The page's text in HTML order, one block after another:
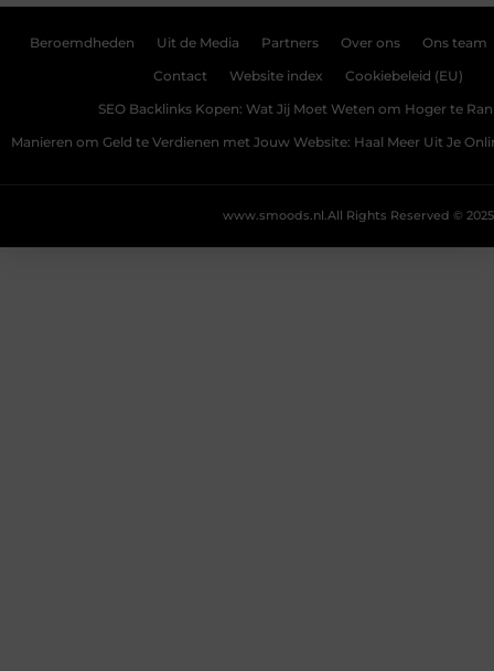
Beroemdheden Uit de Media Partners Over ons Ons team
Contact Website index Cookiebeleid (EU)
SEO Backlinks Kopen: Wat Jij Moet Weten om Hoger te
Manieren om Geld te Verdienen met Jouw Website: Haal Meer Uit Je
All Rights Reserved © 2025
www.smoods.nl.